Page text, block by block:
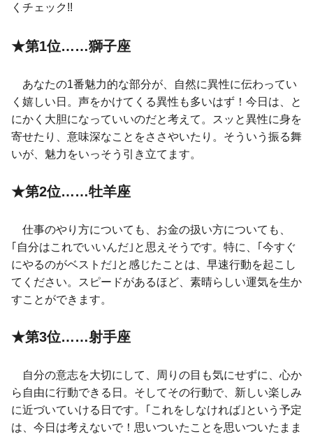
くチェック!!
★第1位……獅子座
あなたの1番魅力的な部分が、自然に異性に伝わってい
く嬉しい日。声をかけてくる異性も多いはず！今日は、と
にかく大胆になっていいのだと考えて。スッと異性に身を
寄せたり、意味深なことをささやいたり。そういう振る舞
いが、魅力をいっそう引き立てます。
★第2位……牡羊座
仕事のやり方についても、お金の扱い方についても、
｢自分はこれでいいんだ｣と思えそうです。特に、｢今すぐ
にやるのがベストだ｣と感じたことは、早速行動を起こし
てください。スピードがあるほど、素晴らしい運気を生か
すことができます。
★第3位……射手座
自分の意志を大切にして、周りの目も気にせずに、心か
ら自由に行動できる日。そしてその行動で、新しい楽しみ
に近づいていける日です。｢これをしなければ｣という予定
は、今日は考えないで！思いついたことを思いついたまま